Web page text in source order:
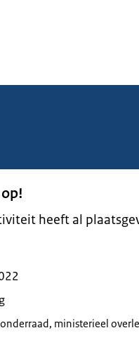
heeft al
ministerieel